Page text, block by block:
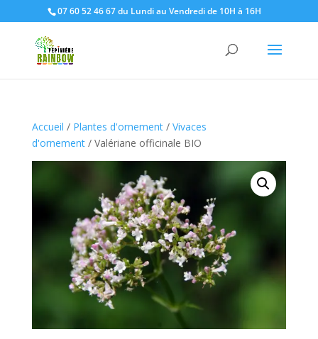
07 60 52 46 67 du Lundi au Vendredi de 10H à 16H
Accueil / Plantes d'ornement/ Vivaces
d'ornement/ Valériane officinale BIO